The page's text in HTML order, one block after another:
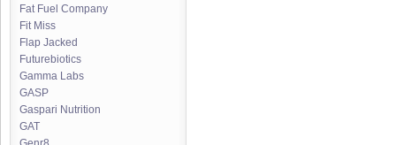
Fat Fuel Company
Fit Miss
Flap Jacked
Futurebiotics
Gamma Labs
GASP
Gaspari Nutrition
GAT